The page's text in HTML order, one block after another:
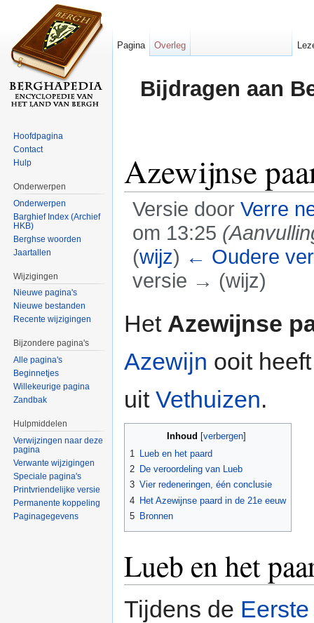
Bijdragen aan
Azewijnse
Versie door Verre
om 13:25
(wijz) ← Oudere
versie → (wijz)
Het Azewijnse
Azewijn ooit
uit Vethuizen.
Inhoud [verbergen]
1
Lueb en het paard
2 De veroordeling van Lueb
3 Vier redeneringen, één conclusie
4 Het Azewijnse paard in de 21e eeuw
5 Bronnen
Lueb en het
Tijdens de Eerste
Pagina Overleg
Hoofdpagina
Contact
Hulp
Onderwerpen
Onderwerpen
Barghief Index (Archief
HKB)
Berghse woorden
Jaartallen
Wijzigingen
Nieuwe pagina's
Nieuwe bestanden
Recente wijzigingen
Bijzondere pagina's
Alle pagina's
Beginnetjes
Willekeurige pagina
Zandbak
Hulpmiddelen
Verwijzingen naar deze
pagina
Verwante wijzigingen
Speciale pagina's
Printvriendelijke versie
Permanente koppeling
Paginagegevens